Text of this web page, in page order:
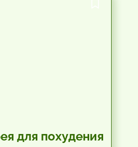
для похудения